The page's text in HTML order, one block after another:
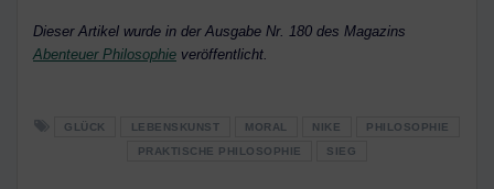
Dieser Artikel wurde in der Ausgabe Nr. 180 des Magazins
Abenteuer Philosophie veröffentlicht.
GLÜCK LEBENSKUNST MORAL NIKE
PHILOSOPHIE
PRAKTISCHE PHILOSOPHIE
SIEG